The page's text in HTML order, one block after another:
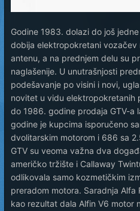
Godine 1983. dolazi do još
dobija elektropokretani
antenu, a na prednjem delu su
naglašenije. U unutrašnjosti
podešavanje po visini i novi,
novitet u vidu elektropokretanih
do 1986. godine prodaja GTV-a
godine je kupcima isporučeno
dvolitarskim motorom i 686 sa
GTV su veoma važna dva
američko tržište i Callaway
odlikovala samo kozmetičkim
preradom motora. Saradnja Alfa
kao rezultat dala Alfin V6 motor